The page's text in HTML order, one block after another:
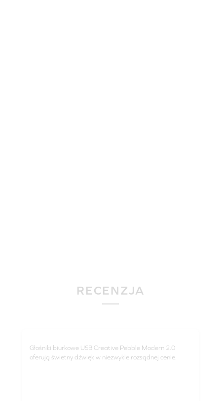
RECENZJA
Głośniki biurkowe USB Creative Pebble Modern 2.0
oferują świetny dźwięk w niezwykle rozsądnej cenie.